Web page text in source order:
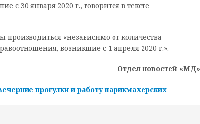
с 30 января 2020 г., говорится в тексте
производиться «независимо от количества
возникшие с 1 апреля 2020 г.».
Отдел новостей «МД»
прогулки и работу парикмахерских